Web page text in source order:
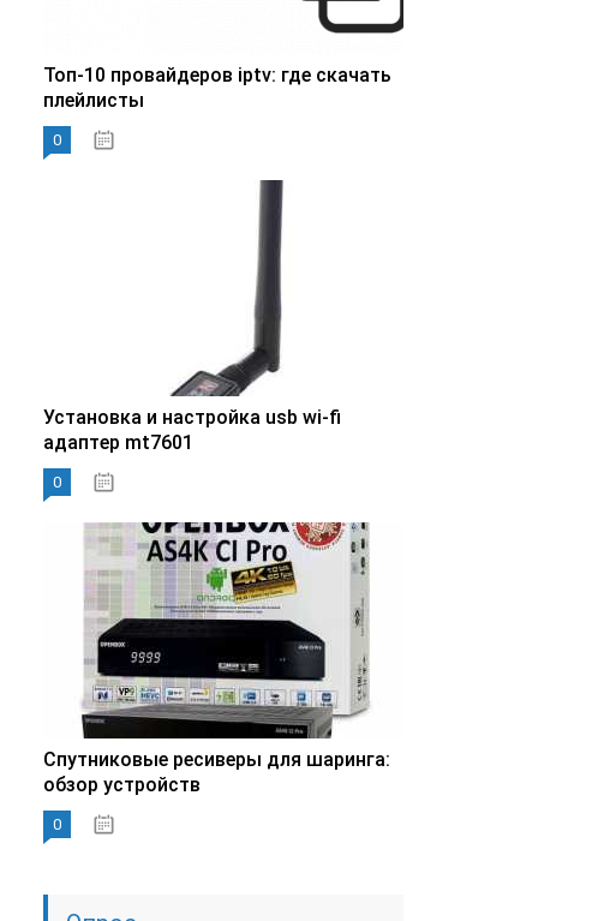
Топ-10 провайдеров iptv: где скачать
плейлисты
0
Установка и настройка usb wi-fi
адаптер mt7601
0
Спутниковые ресиверы для шаринга:
обзор устройств
0